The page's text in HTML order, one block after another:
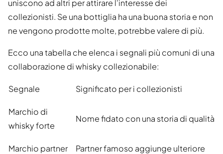
uniscono ad altri per attirare l'interesse dei
collezionisti. Se una bottiglia ha una buona storia e non
ne vengono prodotte molte, potrebbe valere di più.
Ecco una tabella che elenca i segnali più comuni di una
collaborazione di whisky collezionabile:
Segnale Significato per i collezionisti
Marchio di
whisky forte
Nome fidato con una storia di qualità
Marchio partner
Partner famoso aggiunge ulteriore